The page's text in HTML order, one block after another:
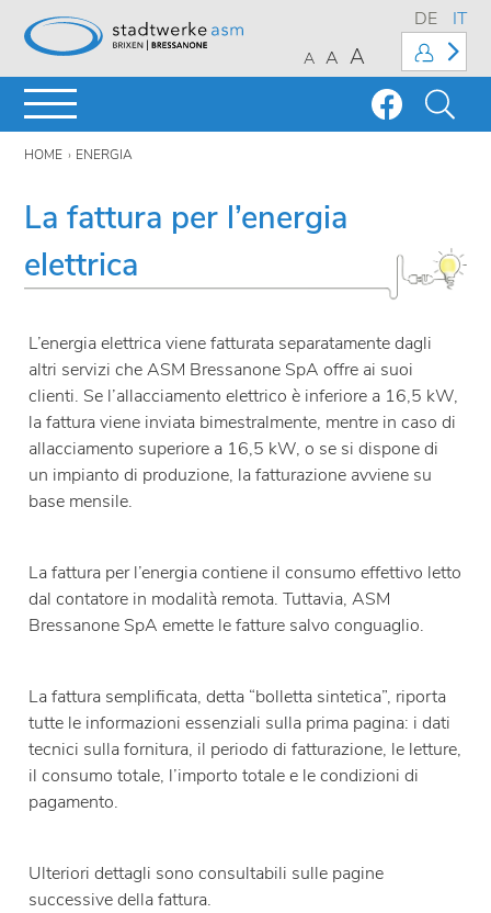
DE IT
A A A
HOME ENERGIA
La fattura per l’energia
elettrica
L’energia elettrica viene fatturata separatamente dagli
altri servizi che ASM Bressanone SpA offre ai suoi
clienti. Se l’allacciamento elettrico è inferiore a 16,5 kW,
la fattura viene inviata bimestralmente, mentre in caso di
allacciamento superiore a 16,5 kW, o se si dispone di
un impianto di produzione, la fatturazione avviene su
base mensile.
La fattura per l’energia contiene il consumo effettivo letto
dal contatore in modalità remota. Tuttavia, ASM
Bressanone SpA emette le fatture salvo conguaglio.
La fattura semplificata, detta “bolletta sintetica”, riporta
tutte le informazioni essenziali sulla prima pagina: i dati
tecnici sulla fornitura, il periodo di fatturazione, le letture,
il consumo totale, l’importo totale e le condizioni di
pagamento.
Ulteriori dettagli sono consultabili sulle pagine
successive della fattura.